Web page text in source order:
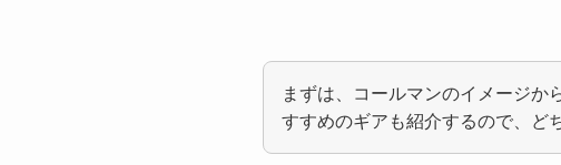
まずは、コールマンのイメージか
すすめのギアも紹介するので、ど